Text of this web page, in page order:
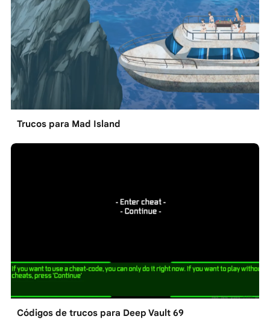
Trucos para Mad Island
Códigos de trucos para Deep Vault 69